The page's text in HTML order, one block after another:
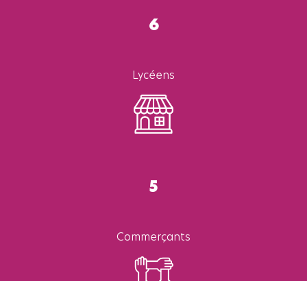
6
Lycéens
5
Commerçants